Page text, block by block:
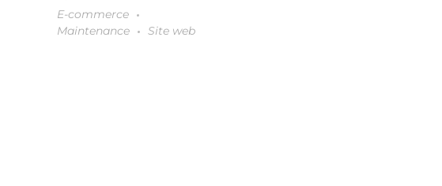
E-commerce
Maintenance
Site web